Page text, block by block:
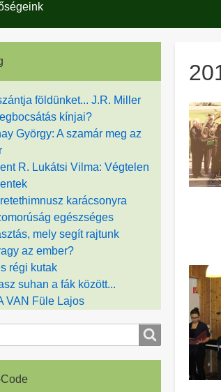
földünket... J.R. Miller
kínjai?
György: A szamár meg az
R. Lukátsi Vilma: Végtelen
karácsonyra
egészséges
mely segít rajtunk
az ember?
régi kutak
suhan a fák között...
VAN Füle Lajos